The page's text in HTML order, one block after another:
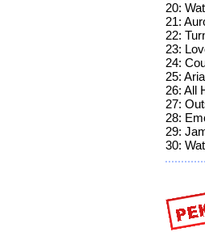
20:
21:
22:
23:
24:
25:
26: All
27:
28:
29:
30: